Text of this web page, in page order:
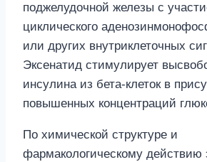
поджелудочной железы с
циклического
или других внутриклеточных
Эксенатид стимулирует
инсулина из бета-клеток в
повышенных концентраций
По химической структуре и
фармакологическому действию